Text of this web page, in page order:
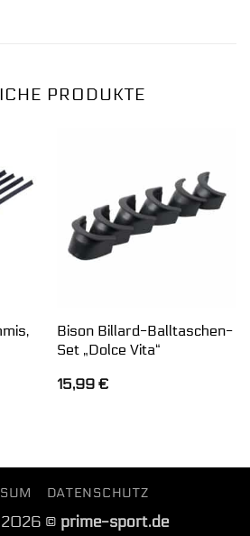
PRODUKTE
Bison Billard-Balltaschen-
Set „Dolce Vita“
15,99 €
DATENSCHUTZ
2026 © prime-sport.de